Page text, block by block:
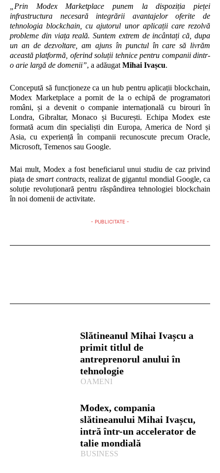
„Prin Modex Marketplace punem la dispoziția pieței
infrastructura necesară integrării avantajelor oferite de
tehnologia blockchain, cu ajutorul unor aplicații care rezolvă
probleme din viața reală. Suntem extrem de incântați că, dupa
un an de dezvoltare, am ajuns în punctul în care să livrăm
această platformă, oferind soluții tehnice pentru companii dintr-
o arie largă de domenii”, a adăugat Mihai Ivașcu.
Concepută să funcționeze ca un hub pentru aplicații blockchain,
Modex Marketplace a pornit de la o echipă de programatori
români, și a devenit o companie internațională cu birouri în
Londra, Gibraltar, Monaco și București. Echipa Modex este
formată acum din specialiști din Europa, America de Nord și
Asia, cu experiență în companii recunoscute precum Oracle,
Microsoft, Temenos sau Google.
Mai mult, Modex a fost beneficiarul unui studiu de caz privind
piața desmart contracts, realizat de gigantul mondial Google, ca
soluție revoluționară pentru răspândirea tehnologiei blockchain
în noi domenii de activitate.
- PUBLICITATE -
Slătineanul Mihai Ivașcu a
primit titlul de
antreprenorul anului în
tehnologie
OAMENI
Modex, compania
slătineanului Mihai Ivașcu,
intră într-un accelerator de
talie mondială
BUSINESS